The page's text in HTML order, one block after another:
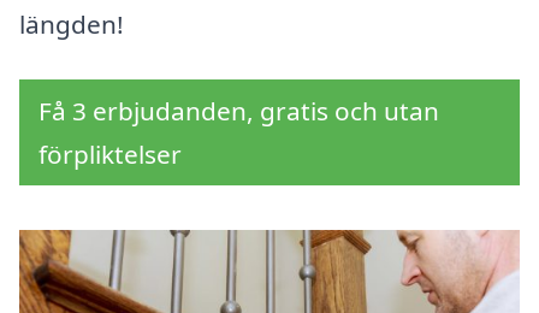
längden!
Få 3 erbjudanden, gratis och utan
förpliktelser